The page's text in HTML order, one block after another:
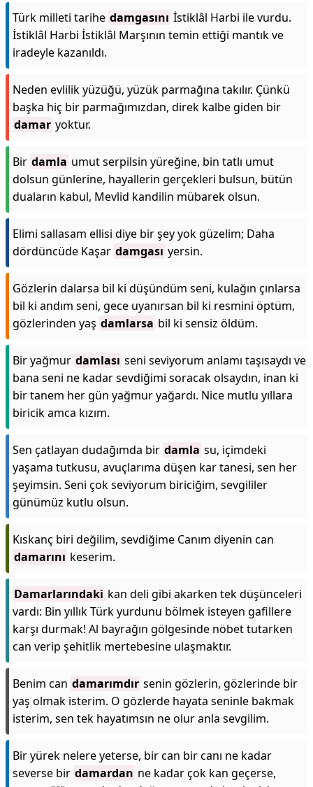
Türk milleti tarihe damgasını İstiklâl Harbi ile vurdu.
İstiklâl Harbi İstiklâl Marşının temin ettiği mantık ve
iradeyle kazanıldı.
Neden evlilik yüzüğü, yüzük parmağına takılır. Çünkü
başka hiç bir parmağımızdan, direk kalbe giden bir
damar yoktur.
Bir damla umut serpilsin yüreğine, bin tatlı umut
dolsun günlerine, hayallerin gerçekleri bulsun, bütün
duaların kabul, Mevlid kandilin mübarek olsun.
Elimi sallasam ellisi diye bir şey yok güzelim; Daha
dördüncüde Kaşar damgası yersin.
Gözlerin dalarsa bil ki düşündüm seni, kulağın çınlarsa
bil ki andım seni, gece uyanırsan bil ki resmini öptüm,
gözlerinden yaş damlarsa bil ki sensiz öldüm.
Bir yağmur damlası seni seviyorum anlamı taşısaydı ve
bana seni ne kadar sevdiğimi soracak olsaydın, inan ki
bir tanem her gün yağmur yağardı. Nice mutlu yıllara
biricik amca kızım.
Sen çatlayan dudağımda bir damla su, içimdeki
yaşama tutkusu, avuçlarıma düşen kar tanesi, sen her
şeyimsin. Seni çok seviyorum biriciğim, sevgililer
günümüz kutlu olsun.
Kıskanç biri değilim, sevdiğime Canım diyenin can
damarını keserim.
Damarlarındaki kan deli gibi akarken tek düşünceleri
vardı: Bin yıllık Türk yurdunu bölmek isteyen gafillere
karşı durmak! Al bayrağın gölgesinde nöbet tutarken
can verip şehitlik mertebesine ulaşmaktır.
Benim can damarımdır senin gözlerin, gözlerinde bir
yaş olmak isterim. O gözlerde hayata seninle bakmak
isterim, sen tek hayatımsın ne olur anla sevgilim.
Bir yürek nelere yeterse, bir can bir canı ne kadar
severse bir damardan ne kadar çok kan geçerse,